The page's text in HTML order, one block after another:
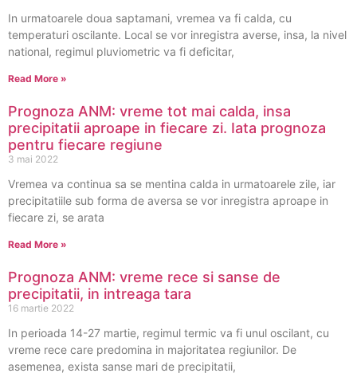
In urmatoarele doua saptamani, vremea va fi calda, cu
temperaturi oscilante. Local se vor inregistra averse, insa, la nivel
national, regimul pluviometric va fi deficitar,
Read More »
Prognoza ANM: vreme tot mai calda, insa
precipitatii aproape in fiecare zi. Iata prognoza
pentru fiecare regiune
3 mai 2022
Vremea va continua sa se mentina calda in urmatoarele zile, iar
precipitatiile sub forma de aversa se vor inregistra aproape in
fiecare zi, se arata
Read More »
Prognoza ANM: vreme rece si sanse de
precipitatii, in intreaga tara
16 martie 2022
In perioada 14-27 martie, regimul termic va fi unul oscilant, cu
vreme rece care predomina in majoritatea regiunilor. De
asemenea, exista sanse mari de precipitatii,